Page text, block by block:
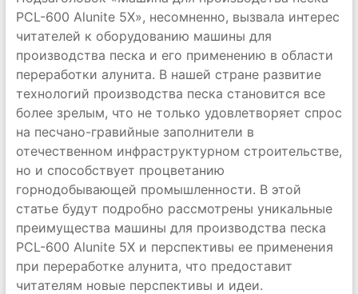
PCL-600 Alunite 5X», несомненно, вызвала интерес
читателей к оборудованию машины для
производства песка и его применению в области
переработки алунита. В нашей стране развитие
технологий производства песка становится все
более зрелым, что не только удовлетворяет спрос
на песчано-гравийные заполнители в
отечественном инфраструктурном строительстве,
но и способствует процветанию
горнодобывающей промышленности. В этой
статье будут подробно рассмотрены уникальные
преимущества машины для производства песка
PCL-600 Alunite 5X и перспективы ее применения
при переработке алунита, что предоставит
читателям новые перспективы и идеи.